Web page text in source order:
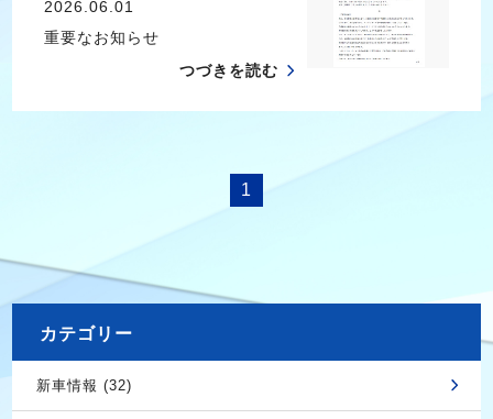
2026.06.01
重要なお知らせ
つづきを読む
1
カテゴリー
新車情報 (32)